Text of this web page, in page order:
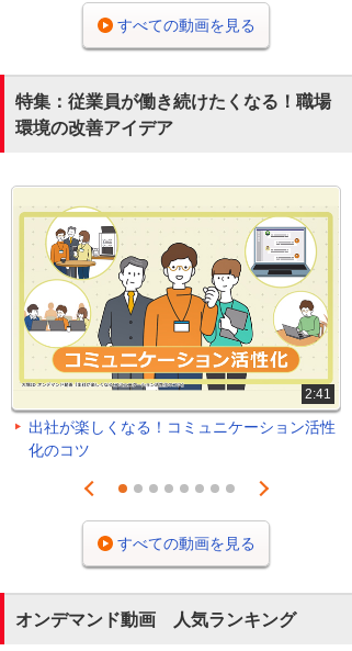
すべての動画を見る
特集：従業員が働き続けたくなる！職場
環境の改善アイデア
2:41
出社が楽しくなる！コミュニケーション活性
化のコツ
Prev
1 2 3 4 5 6 7 8
Next
すべての動画を見る
オンデマンド動画 人気ランキング